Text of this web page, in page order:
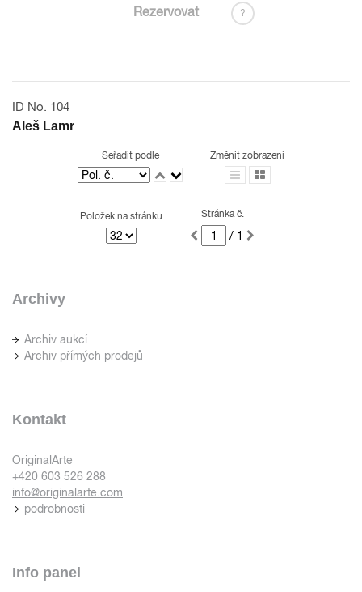
Rezervovat ?
ID No. 104
Aleš Lamr
Seřadit podle Změnit zobrazení
Položek na stránku Stránka č.
/ 1
Archivy
Archiv aukcí
Archiv přímých prodejů
Kontakt
OriginalArte
+420 603 526 288
info@originalarte.com
podrobnosti
Info panel